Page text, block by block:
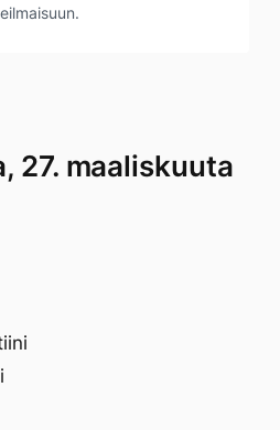
27. maaliskuuta